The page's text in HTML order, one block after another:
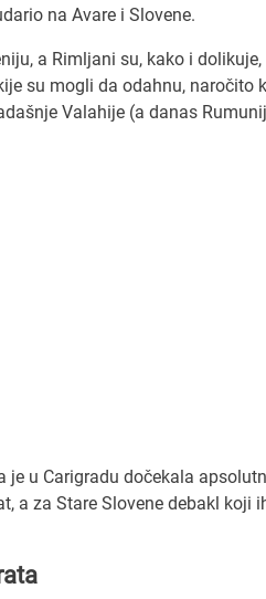
na Avare i Slovene.
a Rimljani su, kako i
su mogli da odahnu, naročito
Valahije (a danas
je u Carigradu dočekala
a za Stare Slovene debakl